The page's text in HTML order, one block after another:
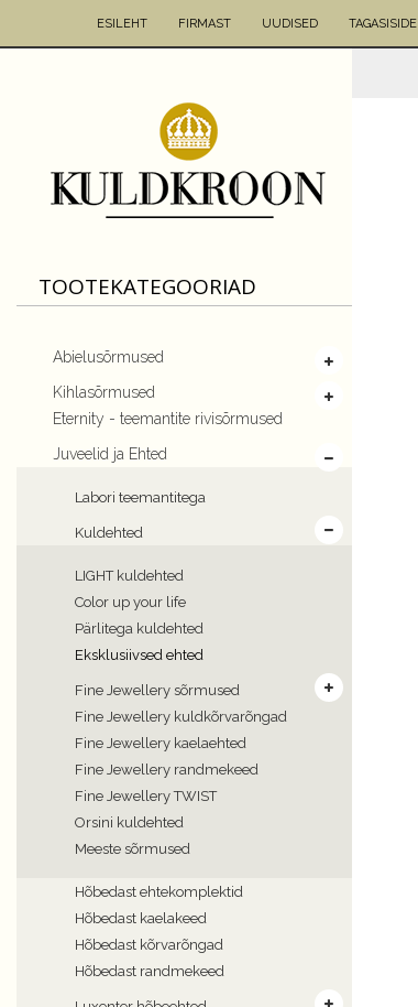
ESILEHT FIRMAST UUDISED TAGASISIDE
TOOTEKATEGOORIAD
Abielusõrmused
Kihlasõrmused
Eternity - teemantite rivisõrmused
Juveelid ja Ehted
Labori teemantitega
Kuldehted
LIGHT kuldehted
Color up your life
Pärlitega kuldehted
Eksklusiivsed ehted
Fine Jewellery sõrmused
Fine Jewellery kuldkõrvarõngad
Fine Jewellery kaelaehted
Fine Jewellery randmekeed
Fine Jewellery TWIST
Orsini kuldehted
Meeste sõrmused
Hõbedast ehtekomplektid
Hõbedast kaelakeed
Hõbedast kõrvarõngad
Hõbedast randmekeed